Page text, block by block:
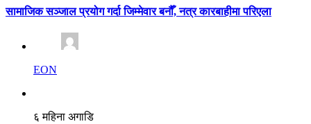
सामाजिक सञ्जाल प्रयोग गर्दा जिम्मेवार बनौँ, नत्र कारबाहीमा परिएला
EON
६ महिना अगाडि